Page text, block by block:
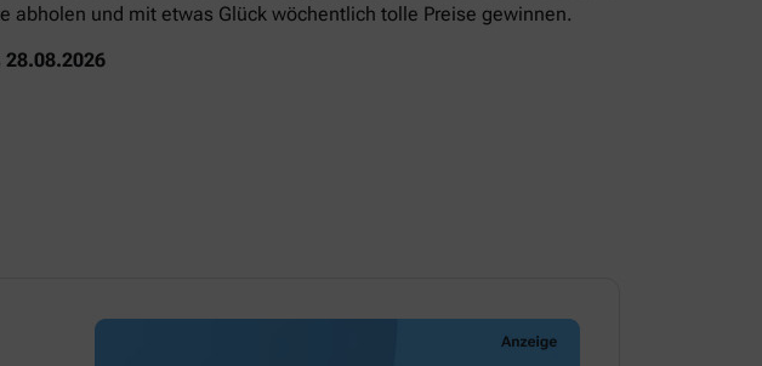
abholen und mit etwas Glück wöchentlich tolle Preise gewinnen.
28.08.2026